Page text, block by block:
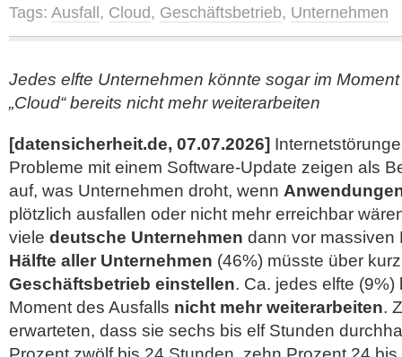
Tags: Ausfall , Cloud, Geschäftsbetrieb, Unternehmen
Jedes elfte Unternehmen könnte sogar im
„Cloud“ bereits nicht mehr weiterarbeiten
[datensicherheit.de, 07.07.2026]
Probleme mit einem Software-Update zeigen als
auf, was Unternehmen droht, wenn
plötzlich ausfallen oder nicht mehr erreichbar
viele deutsche Unternehmen dann vor massiven
Hälfte aller Unternehmen (46%) müsste über
Geschäftsbetrieb einstellen. Ca. jedes elfte
Moment des Ausfalls nicht mehr weiterarbeiten.
erwarteten, dass sie sechs bis elf Stunden